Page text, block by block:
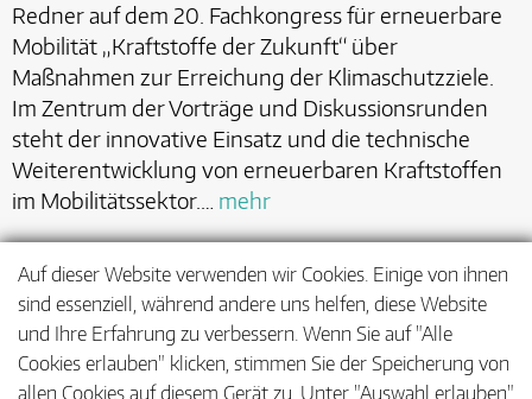
Redner auf dem 20. Fachkongress für erneuerbare
Mobilität „Kraftstoffe der Zukunft“ über
Maßnahmen zur Erreichung der Klimaschutzziele.
Im Zentrum der Vorträge und Diskussionsrunden
steht der innovative Einsatz und die technische
Weiterentwicklung von erneuerbaren Kraftstoffen
im Mobilitätssektor.… mehr
< 1 …
>
Auf dieser Website verwenden wir Cookies. Einige von ihnen
sind essenziell, während andere uns helfen, diese Website
und Ihre Erfahrung zu verbessern. Wenn Sie auf "Alle
Cookies erlauben" klicken, stimmen Sie der Speicherung von
allen Cookies auf diesem Gerät zu. Unter "Auswahl erlauben"